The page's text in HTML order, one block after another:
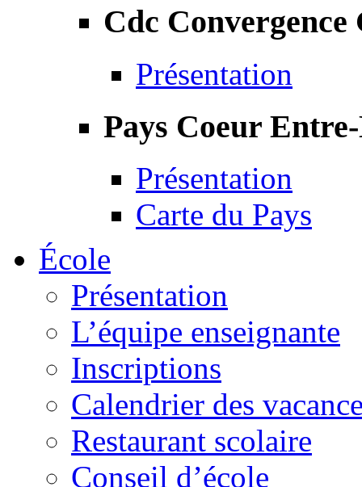
Cdc Convergence
Présentation
Pays Coeur
Présentation
Carte du Pays
École
Présentation
L’équipe enseignante
Inscriptions
Calendrier des
Restaurant scolaire
Conseil d’école